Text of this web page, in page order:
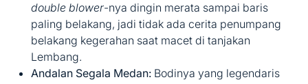
double blower-nya dingin merata sampai baris
paling belakang, jadi tidak ada cerita penumpang
belakang kegerahan saat macet di tanjakan
Lembang.
Andalan Segala Medan: Bodinya yang legendaris